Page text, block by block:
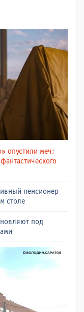
опустили меч:
пенсионер
столе
под